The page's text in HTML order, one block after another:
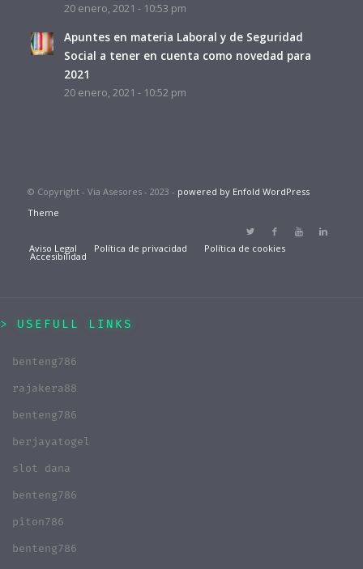
20 enero, 2021 - 10:53 pm
Apuntes en materia Laboral y de Seguridad
Social a tener en cuenta como novedad para
2021
20 enero, 2021 - 10:52 pm
© Copyright - Via Asesores - 2023 - powered by Enfold WordPress
Theme
Aviso Legal Política de privacidad Política de cookies
Accesibilidad
USEFULL LINKS
benteng786
rajakera88
benteng786
berjayatogel
slot dana
benteng786
piton786
benteng786